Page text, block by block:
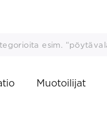
Muotoilijat